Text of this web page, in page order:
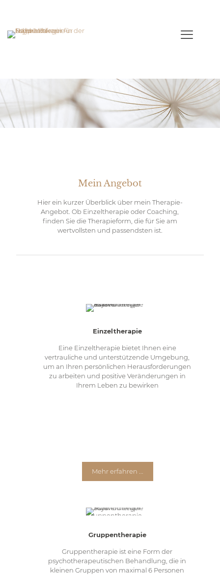
Mein Angebot
Hier ein kurzer Überblick über mein Therapie-
Angebot. Ob Einzeltherapie oder Coaching,
finden Sie die Therapieform, die für Sie am
wertvollsten und passendsten ist.
Einzeltherapie
Eine Einzeltherapie bietet Ihnen eine
vertrauliche und unterstützende Umgebung,
um an Ihren persönlichen Herausforderungen
zu arbeiten und positive Veränderungen in
Ihrem Leben zu bewirken
Mehr erfahren ...
Gruppentherapie
Gruppentherapie ist eine Form der
psychotherapeutischen Behandlung, die in
kleinen Gruppen von maximal 6 Personen